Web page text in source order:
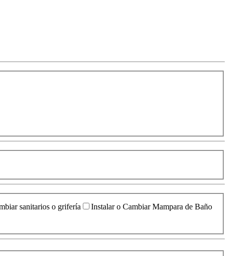
sanitarios o grifería Instalar o Cambiar Mampara de Baño